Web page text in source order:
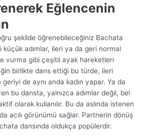
Eğlencenin
şekilde öğrenebileceğiniz Bachata
küçük adımlar, ileri ya da geri normal
vurma gibi çeşitli ayak hareketleri
birlikte dans ettiği bu türde, ileri
de aynı anda kadın yapar. Ya da
bu dansta, yalnızca adımlar değil, bel
olarak kullanılır. Bu da aslında istenen
acılı görünümü sağlar. Partnerin dönüş
dansında oldukça popülerdir.